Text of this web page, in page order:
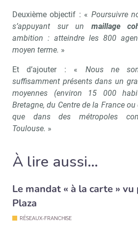
Deuxième objectif : « Poursuivre
s’appuyant sur un maillage
ambition : atteindre les 800
moyen terme. »
Et d’ajouter : « Nous ne
suffisamment présents dans un
moyennes (environ 15 000
Bretagne, du Centre de la France ou
que dans des métropoles
Toulouse. »
À lire aussi…
Le mandat « à la carte »
Plaza
RÉSEAUX-FRANCHISE